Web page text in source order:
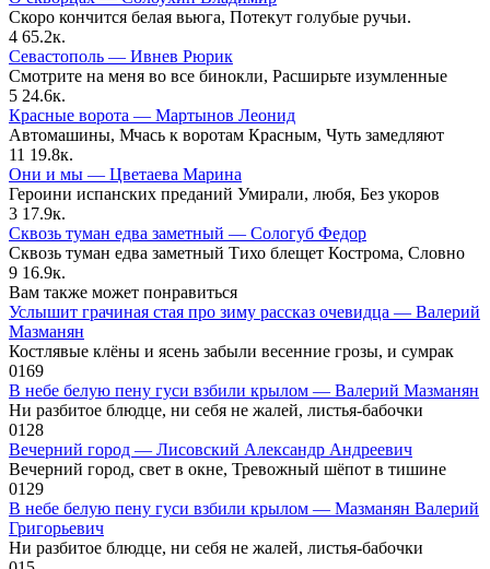
Скоро кончится белая вьюга, Потекут голубые ручьи.
4 65.2к.
Севастополь — Ивнев Рюрик
Смотрите на меня во все бинокли, Расширьте изумленные
5 24.6к.
Красные ворота — Мартынов Леонид
Автомашины, Мчась к воротам Красным, Чуть замедляют
11 19.8к.
Они и мы — Цветаева Марина
Героини испанских преданий Умирали, любя, Без укоров
3 17.9к.
Сквозь туман едва заметный — Сологуб Федор
Сквозь туман едва заметный Тихо блещет Кострома, Словно
9 16.9к.
Вам также может понравиться
Услышит грачиная стая про зиму рассказ очевидца — Валерий
Мазманян
Костлявые клёны и ясень забыли весенние грозы, и сумрак
0169
В небе белую пену гуси взбили крылом — Валерий Мазманян
Ни разбитое блюдце, ни себя не жалей, листья-бабочки
0128
Вечерний город — Лисовский Александр Андреевич
Вечерний город, свет в окне, Тревожный шёпот в тишине
0129
В небе белую пену гуси взбили крылом — Мазманян Валерий
Григорьевич
Ни разбитое блюдце, ни себя не жалей, листья-бабочки